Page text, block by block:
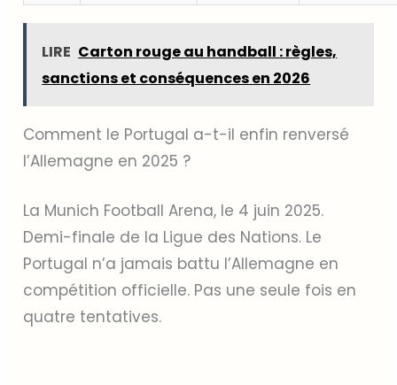
LIRE Carton rouge au handball : règles,
sanctions et conséquences en 2026
Comment le Portugal a-t-il enfin renversé
l’Allemagne en 2025 ?
La Munich Football Arena, le 4 juin 2025.
Demi-finale de la Ligue des Nations. Le
Portugal n’a jamais battu l’Allemagne en
compétition officielle. Pas une seule fois en
quatre tentatives.